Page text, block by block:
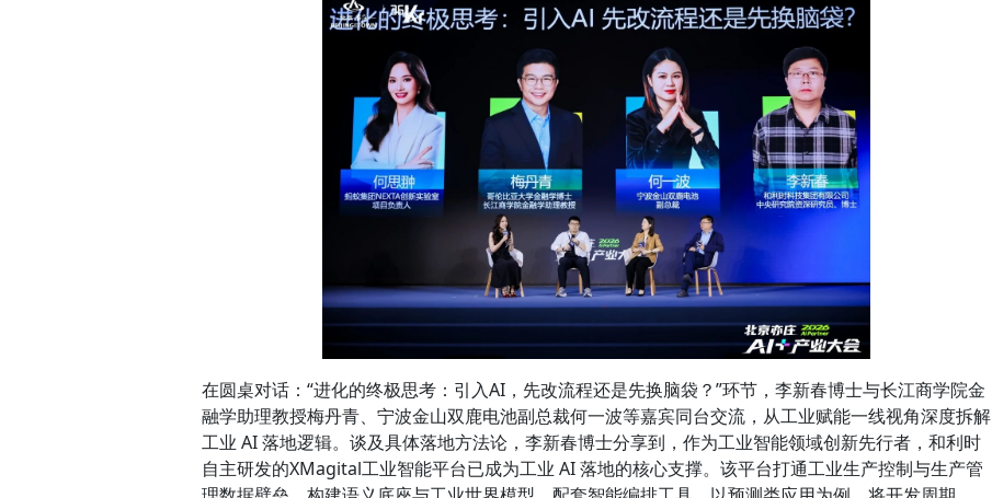
在圆桌对话：“进化的终极思考：引入AI，先改流程还是先换脑袋？”环节，李新春博士与长江商学院金
融学助理教授梅丹青、宁波金山双鹿电池副总裁何一波等嘉宾同台交流，从工业赋能一线视角深度拆解
工业 AI 落地逻辑。谈及具体落地方法论，李新春博士分享到，作为工业智能领域创新先行者，和利时
自主研发的XMagital工业智能平台已成为工业 AI 落地的核心支撑。该平台打通工业生产控制与生产管